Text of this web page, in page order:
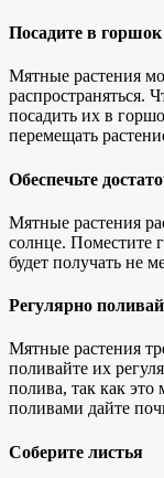
Посадите в горшок
Мятные растения
распространяться.
посадить их в
перемещать
Обеспечьте
Мятные растения
солнце. Поместите
будет получать не
Регулярно
Мятные растения
поливайте их
полива, так как
поливами дайте
Соберите листья